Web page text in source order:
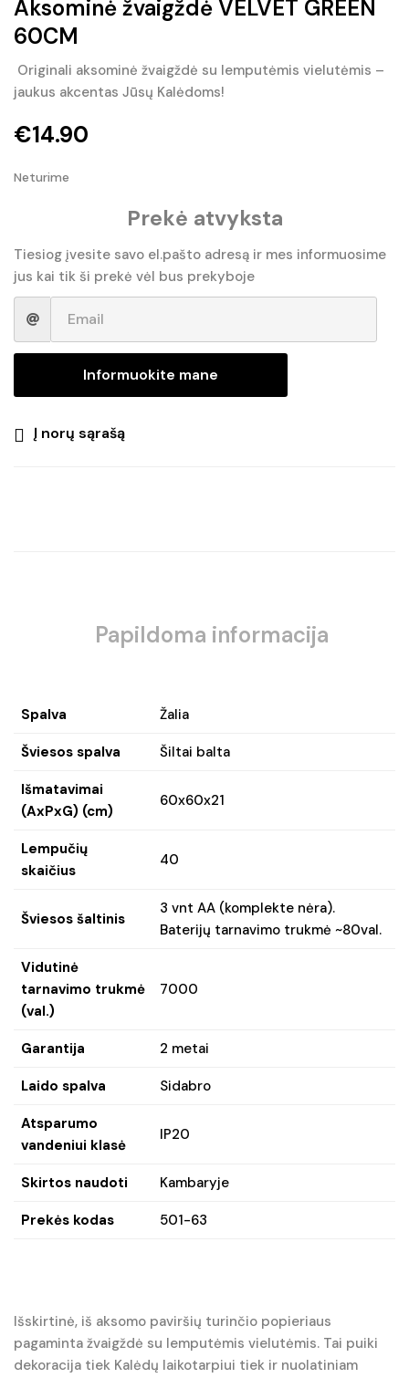
Aksominė žvaigždė VELVET GREEN
60CM
Originali aksominė žvaigždė su lemputėmis vielutėmis –
jaukus akcentas Jūsų Kalėdoms!
€14.90
Neturime
Prekė atvyksta
Tiesiog įvesite savo el.pašto adresą ir mes informuosime
jus kai tik ši prekė vėl bus prekyboje
Informuokite mane
Į norų sąrašą
Papildoma informacija
Spalva Žalia
Šviesos spalva Šiltai balta
Išmatavimai
(AxPxG) (cm)
60x60x21
Lempučių
skaičius
40
Šviesos šaltinis
3 vnt AA (komplekte nėra).
Baterijų tarnavimo trukmė ~80val.
Vidutinė
tarnavimo trukmė
(val.)
7000
Garantija 2 metai
Laido spalva Sidabro
Atsparumo
vandeniui klasė
IP20
Skirtos naudoti Kambaryje
Prekės kodas 501-63
Išskirtinė, iš aksomo paviršių turinčio popieriaus
pagaminta žvaigždė su lemputėmis vielutėmis. Tai puiki
dekoracija tiek Kalėdų laikotarpiui tiek ir nuolatiniam